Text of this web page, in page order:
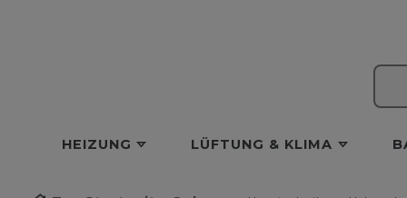
HEIZUNG LÜFTUNG & KLIMA